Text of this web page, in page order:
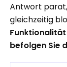
Antwort parat,
gleichzeitig
befolgen Sie